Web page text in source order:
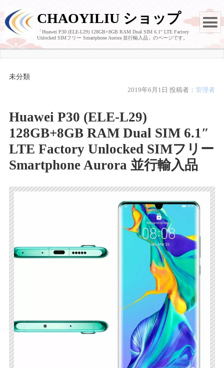
CHAOYILIU ショップ
「Huawei P30 (ELE-L29) 128GB+8GB RAM Dual SIM 6.1″ LTE Factory
Unlocked SIMフリー Smartphone Aurora 並行輸入品」のページです。
未分類
2019年6月1日 投稿者：管理者
Huawei P30 (ELE-L29)
128GB+8GB RAM Dual SIM 6.1″
LTE Factory Unlocked SIMフリー
Smartphone Aurora 並行輸入品